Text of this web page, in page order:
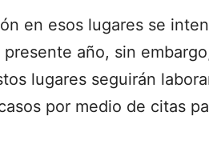
en esos lugares se
año, sin
lugares seguirán
por medio de citas